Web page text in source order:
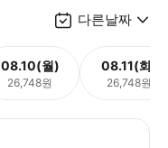
다른날짜
08.10(월)
26,748원
08.11(화)
26,748원